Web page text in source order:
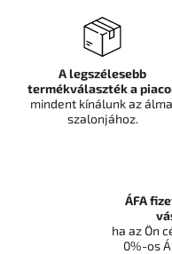
A legszélesebb
termékválaszték a
mindent kínálunk az
szalonjához.
ÁFA
ha az Ön
0%-os